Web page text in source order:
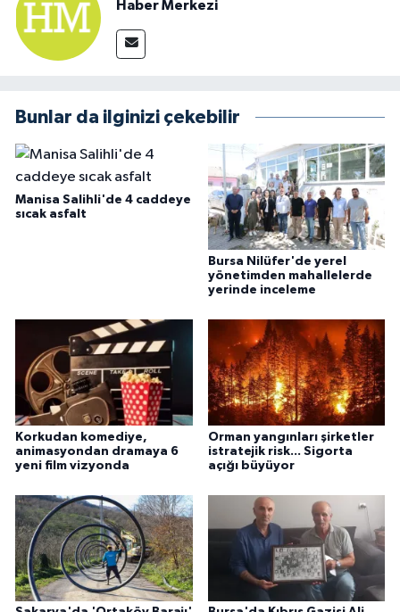
Haber Merkezi
Bunlar da ilginizi çekebilir
Manisa Salihli'de 4 caddeye
sıcak asfalt
Bursa Nilüfer'de yerel
yönetimden mahallelerde
yerinde inceleme
Korkudan komediye,
animasyondan dramaya 6
yeni film vizyonda
Orman yangınları şirketler
istratejik risk... Sigorta
açığı büyüyor